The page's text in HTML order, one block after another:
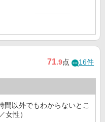
71.9点 16件
間以外でもわからないとこ
女性）